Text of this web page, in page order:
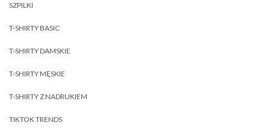
SZPILKI
T-SHIRTY BASIC
T-SHIRTY DAMSKIE
T-SHIRTY MĘSKIE
T-SHIRTY Z NADRUKIEM
TIKTOK TRENDS